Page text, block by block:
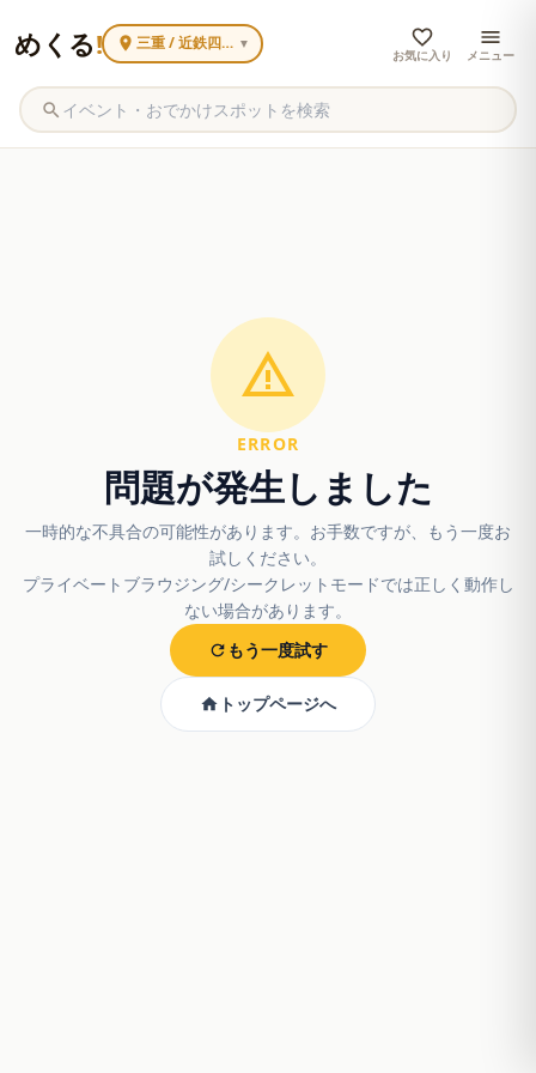
めくる! 三重 / 近鉄四日市
▼
お気に入り メニュー
ERROR
問題が発生しました
一時的な不具合の可能性があります。お手数ですが、もう一度お
試しください。
プライベートブラウジング/シークレットモードでは正しく動作し
ない場合があります。
もう一度試す
トップページへ